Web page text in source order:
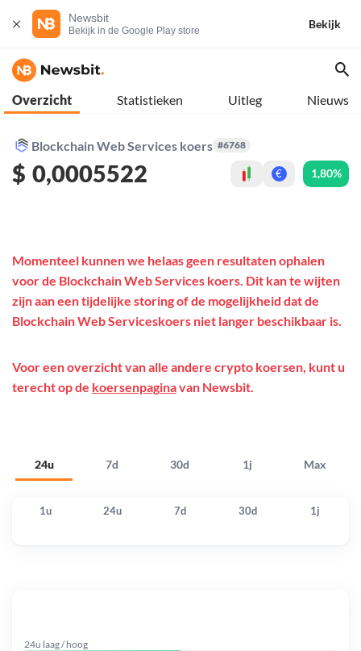
Newsbit
Bekijk in de Google Play store
Bekijk
Overzicht Statistieken Uitleg Nieuws
Blockchain Web Services koers #6768
$ 0,0005522 € 1,80%
24u 7d 30d 1j Max
Momenteel kunnen we helaas geen resultaten ophalen
voor de Blockchain Web Services koers. Dit kan te wijten
zijn aan een tijdelijke storing of de mogelijkheid dat de
Blockchain Web Serviceskoers niet langer beschikbaar is.
Voor een overzicht van alle andere crypto koersen, kunt u
terecht op de koersenpaginavan Newsbit.
1u 24u 7d 30d 1j
24u laag / hoog